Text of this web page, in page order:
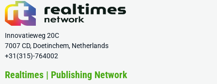
Innovatieweg 20C
7007 CD, Doetinchem, Netherlands
+31(315)-764002
Realtimes | Publishing Network